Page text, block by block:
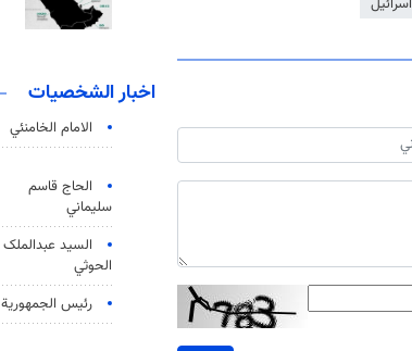
اسرائيل
اخبار الشخصيات
الامام الخامنئي
الحاج قاسم
سليماني
السید عبدالملک
الحوثي
رئيس الجمهورية